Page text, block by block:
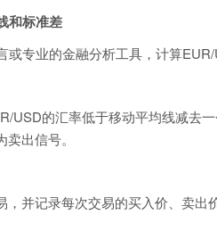
和标准差
或专业的金融分析工具，计算
USD的汇率低于移动平均线减去
出信号。
，并记录每次交易的买入价、卖